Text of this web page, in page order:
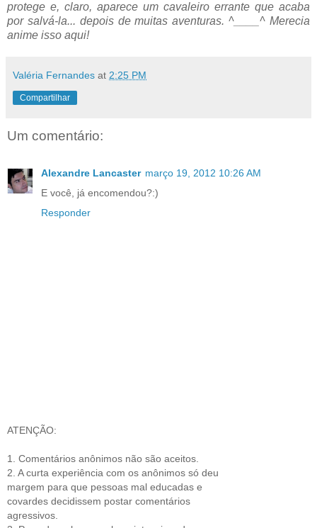
protege e, claro, aparece um cavaleiro errante que acaba
por salvá-la... depois de muitas aventuras. ^____^ Merecia
anime isso aqui!
Valéria Fernandes at 2:25 PM
Compartilhar
Um comentário:
Alexandre Lancaster março 19, 2012 10:26 AM
E você, já encomendou?:)
Responder
ATENÇÃO:
1. Comentários anônimos não são aceitos.
2. A curta experiência com os anônimos só deu
margem para que pessoas mal educadas e
covardes decidissem postar comentários
agressivos.